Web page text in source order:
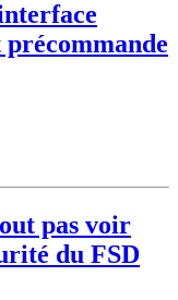
précommande
pas voir
du FSD